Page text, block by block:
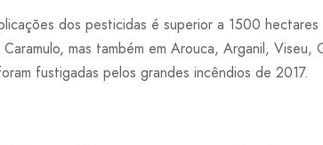
dos pesticidas é superior a 1500
mas também em Arouca, Arganil,
fustigadas pelos grandes incêndios de 2017.